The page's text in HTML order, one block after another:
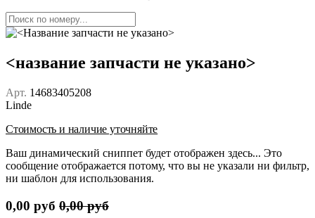
<название запчасти не указано>
Арт. 14683405208
Linde
Стоимость и наличие уточняйте
Ваш динамический сниппет будет отображен здесь... Это
сообщение отображается потому, что вы не указали ни фильтр,
ни шаблон для использования.
0,00 руб 0,00руб